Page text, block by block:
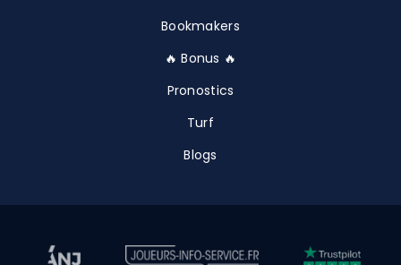
Bookmakers
🔥 Bonus 🔥
Pronostics
Turf
Blogs